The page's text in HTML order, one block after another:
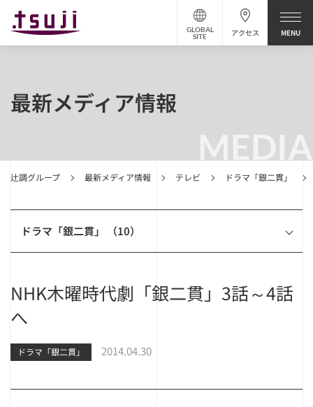
アクセス
GLOBAL
SITE
MEDIA
辻調グループ 最新メディア情報 テレビ ドラマ「銀二貫」
最新メディア情報
ドラマ「銀二貫」 （10）
NHK木曜時代劇「銀二貫」3話～4話
へ
ドラマ「銀二貫」 2014.04.30